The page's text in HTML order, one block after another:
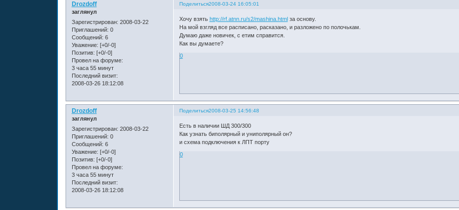
Поделиться2008-03-24 16:05:01
Drozdoff
заглянул
Зарегистрирован: 2008-03-22
Приглашений: 0
Сообщений: 6
Уважение: [+0/-0]
Позитив: [+0/-0]
Провел на форуме:
3 часа 55 минут
Последний визит:
2008-03-26 18:12:08
Хочу взять http://rf.atnn.ru/s2/mashina.htmlза основу.
На мой взгляд все расписано, расказано, и разложено по полочькам.
Думаю даже новичек, с етим справится.
Как вы думаете?
0
Поделиться2008-03-25 14:56:48
Drozdoff
заглянул
Зарегистрирован: 2008-03-22
Приглашений: 0
Сообщений: 6
Уважение: [+0/-0]
Позитив: [+0/-0]
Провел на форуме:
3 часа 55 минут
Последний визит:
2008-03-26 18:12:08
Есть в наличии ШД 300/300
Как узнать биполярный и униполярный он?
и схема подключения к ЛПТ порту
0